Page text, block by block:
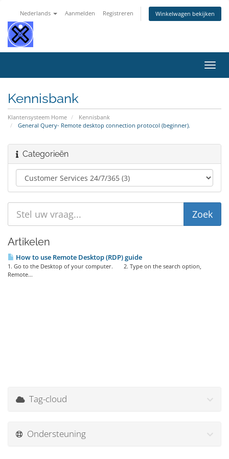
Nederlands Aanmelden Registreren Winkelwagen bekijken
in-/
Kennisbank
Klantensysteem Home
Kennisbank
General Query- Remote desktop connection protocol (beginner).
Categorieën
Artikelen
How to use Remote Desktop (RDP) guide
1. Go to the Desktop of your computer. 2. Type on the search option,
Remote...
Tag-cloud
Ondersteuning